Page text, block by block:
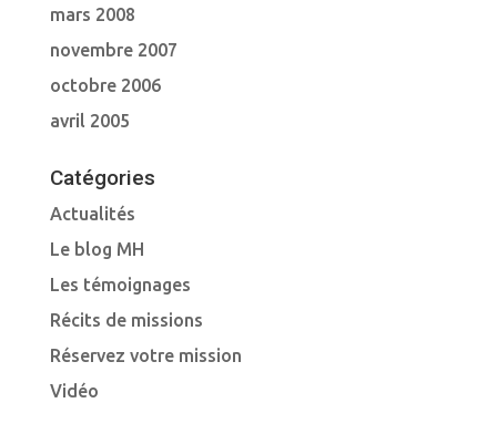
mars 2008
novembre 2007
octobre 2006
avril 2005
Catégories
Actualités
Le blog MH
Les témoignages
Récits de missions
Réservez votre mission
Vidéo